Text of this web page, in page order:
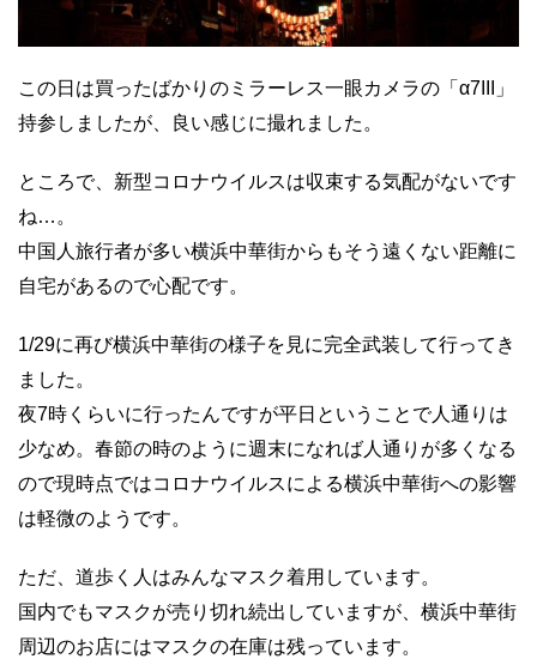
この日は買ったばかりのミラーレス一眼カメラの「α7III」
持参しましたが、良い感じに撮れました。
ところで、新型コロナウイルスは収束する気配がないです
ね…。
中国人旅行者が多い横浜中華街からもそう遠くない距離に
自宅があるので心配です。
1/29に再び横浜中華街の様子を見に完全武装して行ってき
ました。
夜7時くらいに行ったんですが平日ということで人通りは
少なめ。春節の時のように週末になれば人通りが多くなる
ので現時点ではコロナウイルスによる横浜中華街への影響
は軽微のようです。
ただ、道歩く人はみんなマスク着用しています。
国内でもマスクが売り切れ続出していますが、横浜中華街
周辺のお店にはマスクの在庫は残っています。